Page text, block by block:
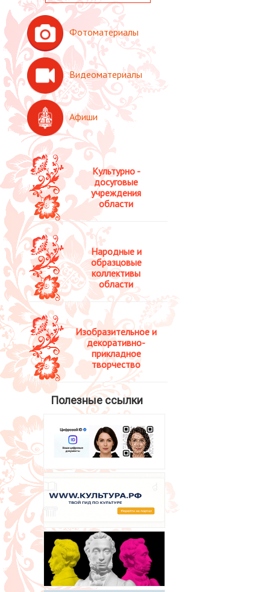
Культурно -
досуговые
учреждения
области
Народные и
образцовые
коллективы
области
Изобразительное и
декоративно-
прикладное
творчество
Полезные ссылки
Фотоматериалы
Видеоматериалы
Афиши